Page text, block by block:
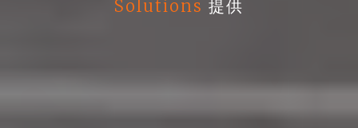
Solutions 提供